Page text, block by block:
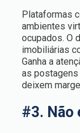
Plataformas
ambientes
ocupados. O
imobiliárias
Ganha a
as
deixem
#3. Não